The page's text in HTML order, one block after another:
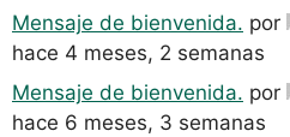
Mensaje de bienvenida. por
hace 4 meses, 2 semanas
Mensaje de bienvenida. por
hace 6 meses, 3 semanas